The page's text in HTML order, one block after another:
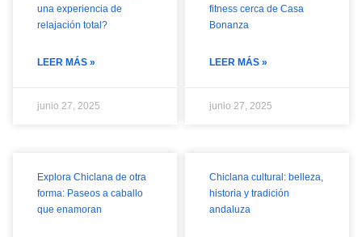
una experiencia de
relajación total?
LEER MÁS »
junio 27, 2025
fitness cerca de Casa
Bonanza
LEER MÁS »
junio 27, 2025
Explora Chiclana de otra
forma: Paseos a caballo
que enamoran
Chiclana cultural: belleza,
historia y tradición
andaluza